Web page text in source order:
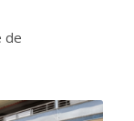
de